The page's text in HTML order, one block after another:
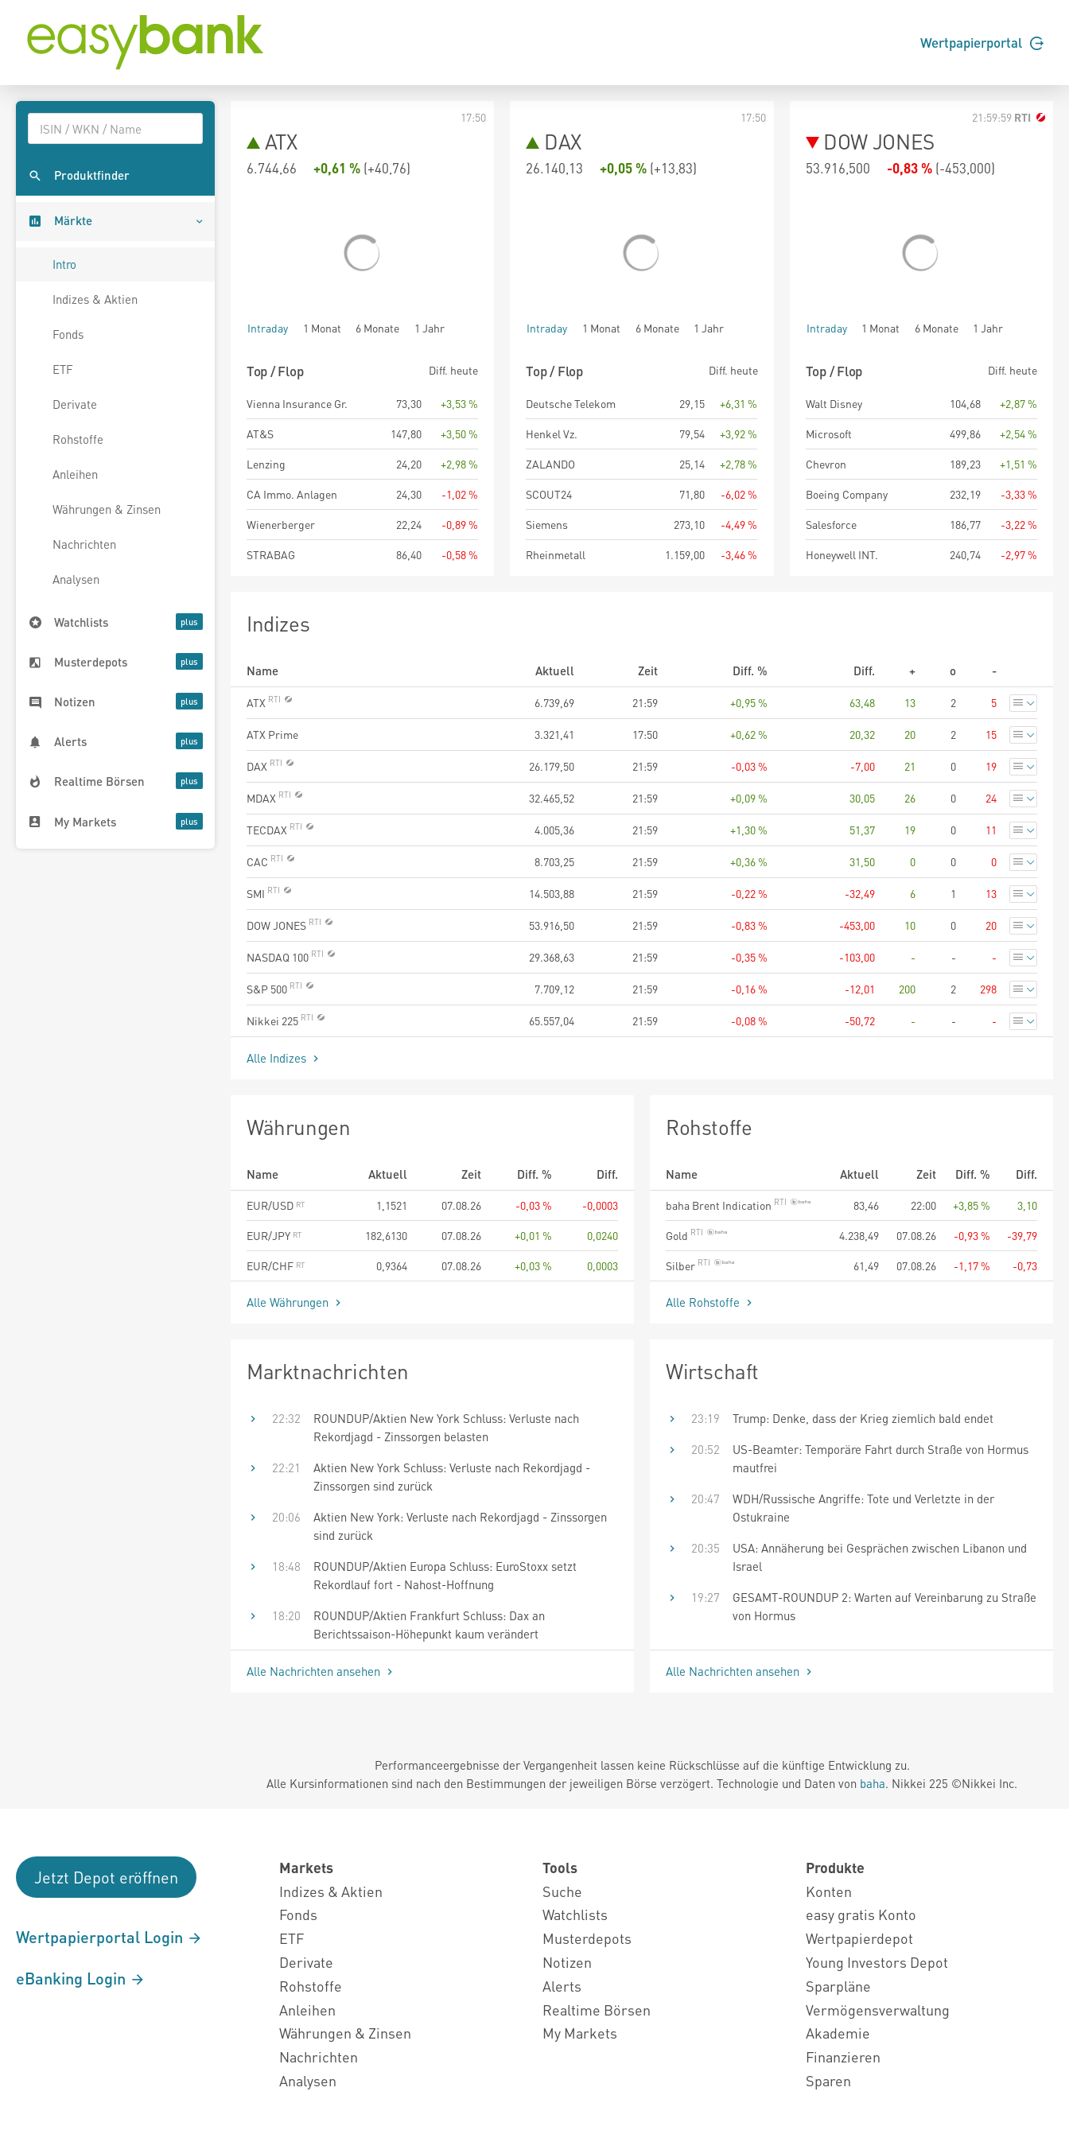
Wertpapierportal
Produktfinder
Märkte
Intro
Indizes & Aktien
Fonds
ETF
Derivate
Rohstoffe
Anleihen
Währungen & Zinsen
Nachrichten
Analysen
Watchlists
Musterdepots
Notizen
Alerts
Realtime Börsen
My Markets
17:50
ATX
6.744,66 +0,61 % (+40,76)
Intraday 1 Monat 6 Monate 1 Jahr
Top / Flop Diff. heute
Vienna Insurance Gr. 73,30 +3,53 %
AT&S 147,80 +3,50 %
Lenzing 24,20 +2,98 %
CA Immo. Anlagen 24,30 -1,02 %
Wienerberger 22,24 -0,89 %
STRABAG 86,40 -0,58 %
17:50
DAX
26.140,13 +0,05 % (+13,83)
Intraday 1 Monat 6 Monate 1 Jahr
Top / Flop Diff. heute
Deutsche Telekom 29,15 +6,31 %
Henkel Vz. 79,54 +3,92 %
ZALANDO 25,14 +2,78 %
SCOUT24 71,80 -6,02 %
Siemens 273,10 -4,49 %
Rheinmetall 1.159,00 -3,46 %
21:59:59 RTI
DOW JONES
53.916,500 -0,83 % (-453,000)
Intraday 1 Monat 6 Monate 1 Jahr
Top / Flop Diff. heute
Walt Disney 104,68 +2,87 %
Microsoft 499,86 +2,54 %
Chevron 189,23 +1,51 %
Boeing Company 232,19 -3,33 %
Salesforce 186,77 -3,22 %
Honeywell INT. 240,74 -2,97 %
Indizes
Name Aktuell Zeit Diff. % Diff. + o -
ATX 6.739,69 21:59 +0,95 % 63,48 13 2 5
ATX Prime 3.321,41 17:50 +0,62 % 20,32 20 2 15
DAX 26.179,50 21:59 -0,03 % -7,00 21 0 19
MDAX 32.465,52 21:59 +0,09 % 30,05 26 0 24
TECDAX 4.005,36 21:59 +1,30 % 51,37 19 0 11
CAC 8.703,25 21:59 +0,36 % 31,50 0 0 0
SMI 14.503,88 21:59 -0,22 % -32,49 6 1 13
DOW JONES 53.916,50 21:59 -0,83 % -453,00 10 0 20
NASDAQ 100 29.368,63 21:59 -0,35 % -103,00 - - -
S&P 500 7.709,12 21:59 -0,16 % -12,01 200 2 298
Nikkei 225 65.557,04 21:59 -0,08 % -50,72 - - -
Alle Indizes
Währungen
Name Aktuell Zeit Diff. % Diff.
EUR/USD 1,1521 07.08.26 -0,03 % -0,0003
EUR/JPY 182,6130 07.08.26 +0,01 % 0,0240
EUR/CHF 0,9364 07.08.26 +0,03 % 0,0003
Alle Währungen
Rohstoffe
Name Aktuell Zeit Diff. % Diff.
baha Brent Indication 83,46 22:00 +3,85 % 3,10
Gold 4.238,49 07.08.26 -0,93 % -39,79
Silber 61,49 07.08.26 -1,17 % -0,73
Alle Rohstoffe
Marktnachrichten
22:32
ROUNDUP/Aktien New York Schluss: Verluste nach
Rekordjagd - Zinssorgen belasten
22:21
Aktien New York Schluss: Verluste nach Rekordjagd -
Zinssorgen sind zurück
20:06
Aktien New York: Verluste nach Rekordjagd - Zinssorgen
sind zurück
18:48
ROUNDUP/Aktien Europa Schluss: EuroStoxx setzt
Rekordlauf fort - Nahost-Hoffnung
18:20
ROUNDUP/Aktien Frankfurt Schluss: Dax an
Berichtssaison-Höhepunkt kaum verändert
Alle Nachrichten ansehen
Wirtschaft
23:19
Trump: Denke, dass der Krieg ziemlich bald endet
20:52
US-Beamter: Temporäre Fahrt durch Straße von Hormus
mautfrei
20:47
WDH/Russische Angriffe: Tote und Verletzte in der
Ostukraine
20:35
USA: Annäherung bei Gesprächen zwischen Libanon und
Israel
19:27
GESAMT-ROUNDUP 2: Warten auf Vereinbarung zu Straße
von Hormus
Alle Nachrichten ansehen
Performanceergebnisse der Vergangenheit lassen keine Rückschlüsse auf die künftige Entwicklung zu.
Alle Kursinformationen sind nach den Bestimmungen der jeweiligen Börse verzögert. Technologie und Daten von baha. Nikkei 225 ©Nikkei Inc.
Jetzt Depot eröffnen
Wertpapierportal Login
eBanking Login
Markets
Indizes & Aktien
Fonds
ETF
Derivate
Rohstoffe
Anleihen
Währungen & Zinsen
Nachrichten
Analysen
Tools
Suche
Watchlists
Musterdepots
Notizen
Alerts
Realtime Börsen
My Markets
Produkte
Konten
easy gratis Konto
Wertpapierdepot
Young Investors Depot
Sparpläne
Vermögensverwaltung
Akademie
Finanzieren
Sparen